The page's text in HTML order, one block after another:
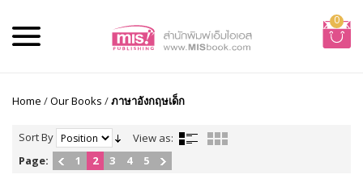
0
Home /Our Books /ภาษาอังกฤษเด็ก
Sort By
View as:
Page:
1 2 3 4 5